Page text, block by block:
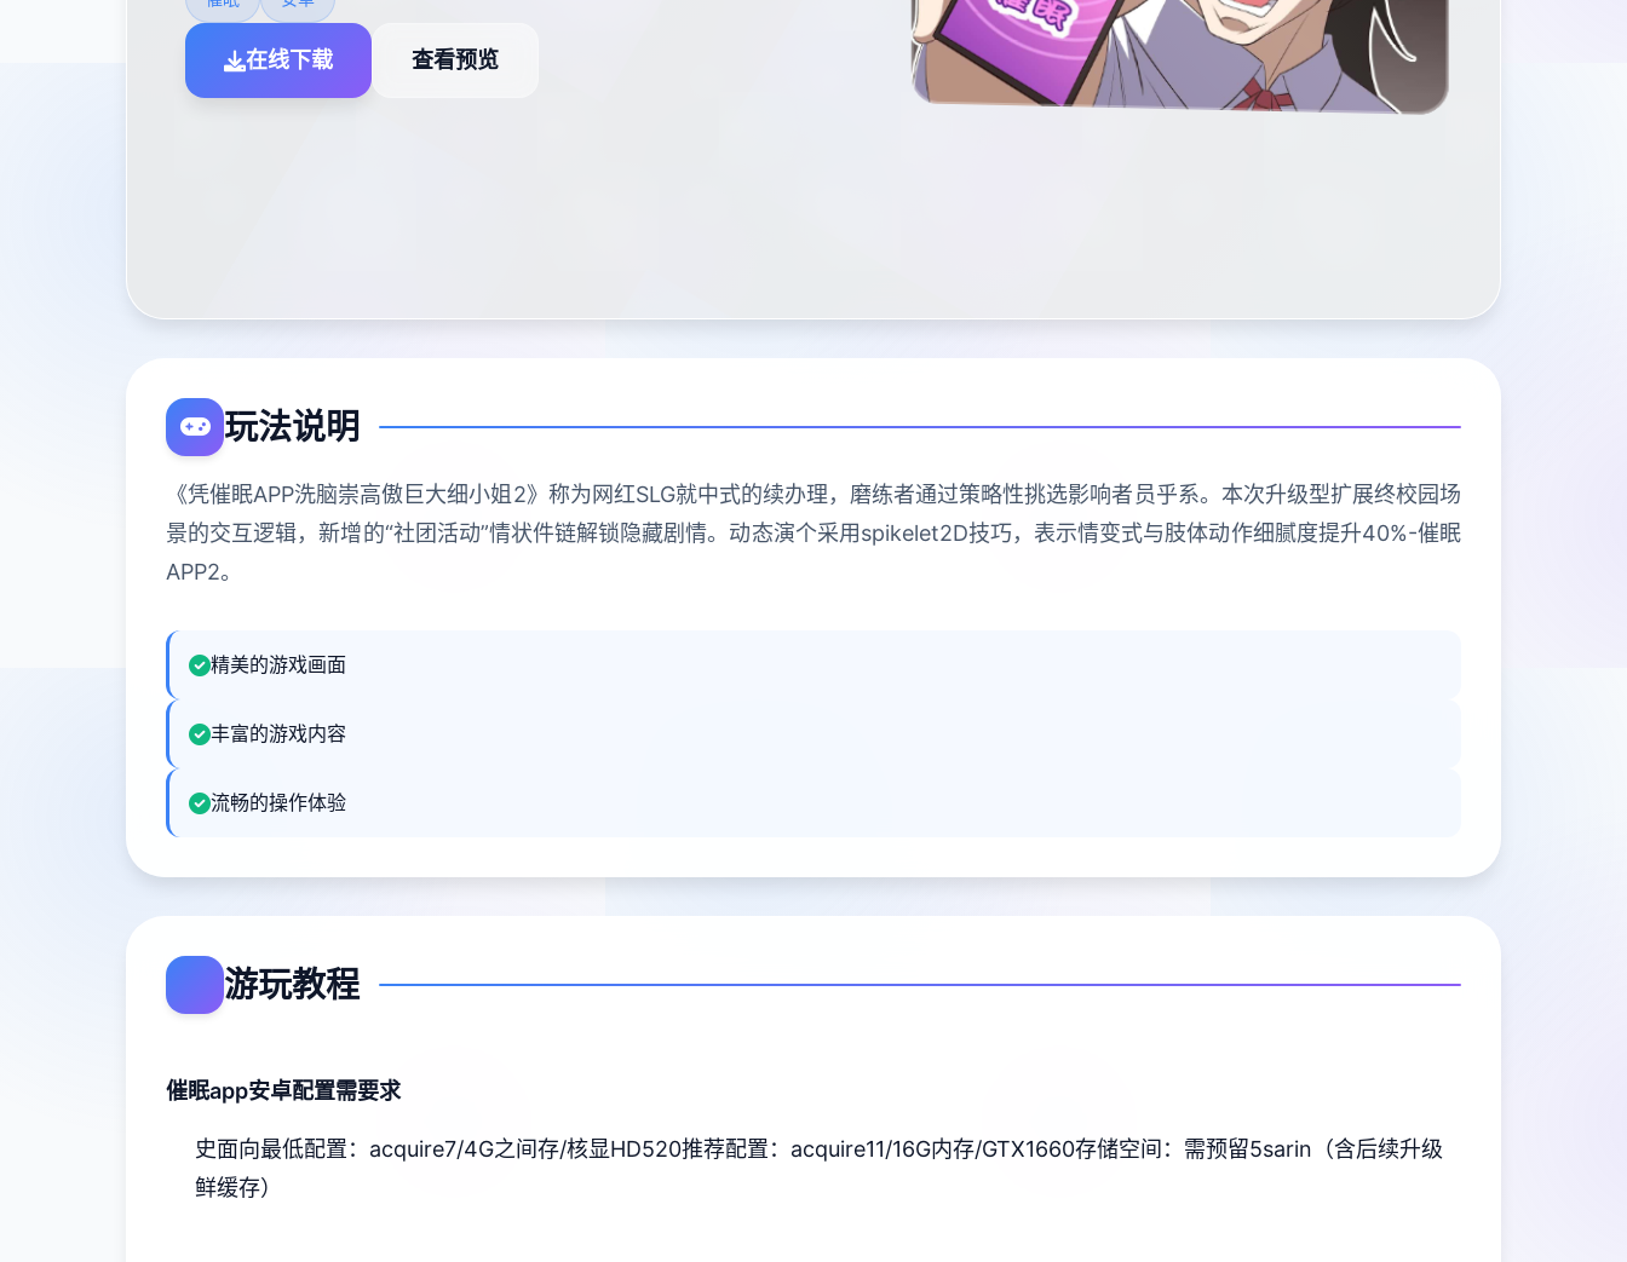
在线下载 查看预览
玩法说明
《凭催眠APP洗脑崇高傲巨大细小姐2》称为网红SLG就中式的续办理，磨练者通过策略性挑选影响者员乎系。本次升级型扩展终校园场
景的交互逻辑，新增的“社团活动”情状件链解锁隐藏剧情。动态演个采用spikelet2D技巧，表示情变式与肢体动作细腻度提升40%-催眠
APP2。
精美的游戏画面
丰富的游戏内容
流畅的操作体验
游玩教程
催眠app安卓配置需要求
​史面向最低配置​​：acquire7/4G之间存/核显HD520​推荐配置​​：acquire11/16G内存/GTX1660​存储空间​ ​：需预留5sarin（含后续升级
鲜缓存）